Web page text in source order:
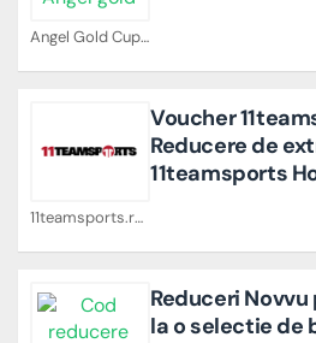
Angel Gold Cupoane
11teamsports.ro Cupoane
Voucher
Reducere de
11teamsports
Reduceri
la o selectie de